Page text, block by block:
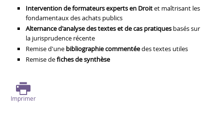
Intervention de formateurs experts en Droitet maîtrisant les
fondamentaux des achats publics
Alternance d'analyse des textes et de cas pratiques basés sur
la jurisprudence récente
Remise d'une bibliographie commentéedes textes utiles
Remise defiches de synthèse
Imprimer